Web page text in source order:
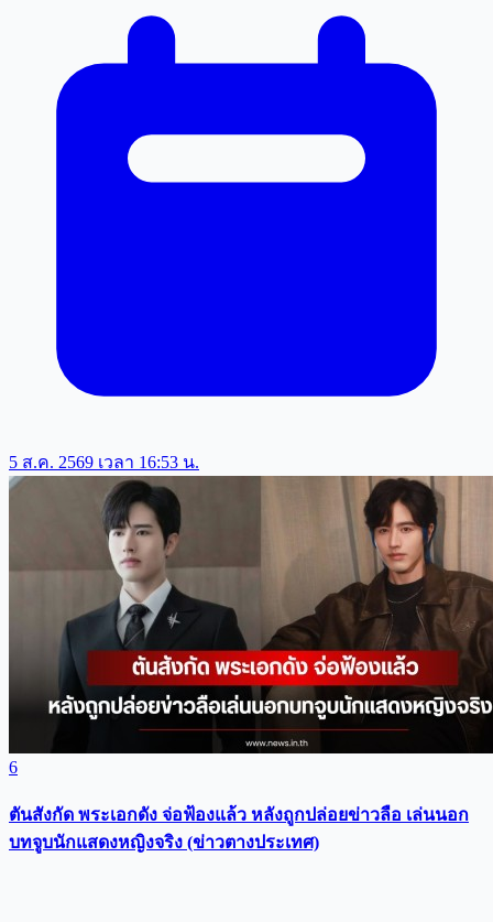
5 ส.ค. 2569 เวลา 16:53 น.
6
ตันสังกัด พระเอกดัง จ่อฟ้องแล้ว หลังถูกปล่อยข่าวลือ เล่นนอก
บทจูบนักแสดงหญิงจริง (ข่าวตางประเทศ)